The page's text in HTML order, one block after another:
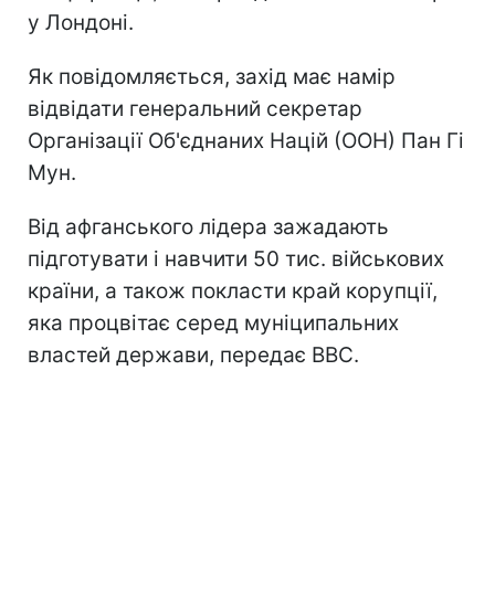
у Лондоні.
Як повідомляється, захід має намір
відвідати генеральний секретар
Організації Об'єднаних Націй (ООН) Пан Гі
Мун.
Від афганського лідера зажадають
підготувати і навчити 50 тис. військових
країни, а також покласти край корупції,
яка процвітає серед муніципальних
властей держави, передає ВВС.